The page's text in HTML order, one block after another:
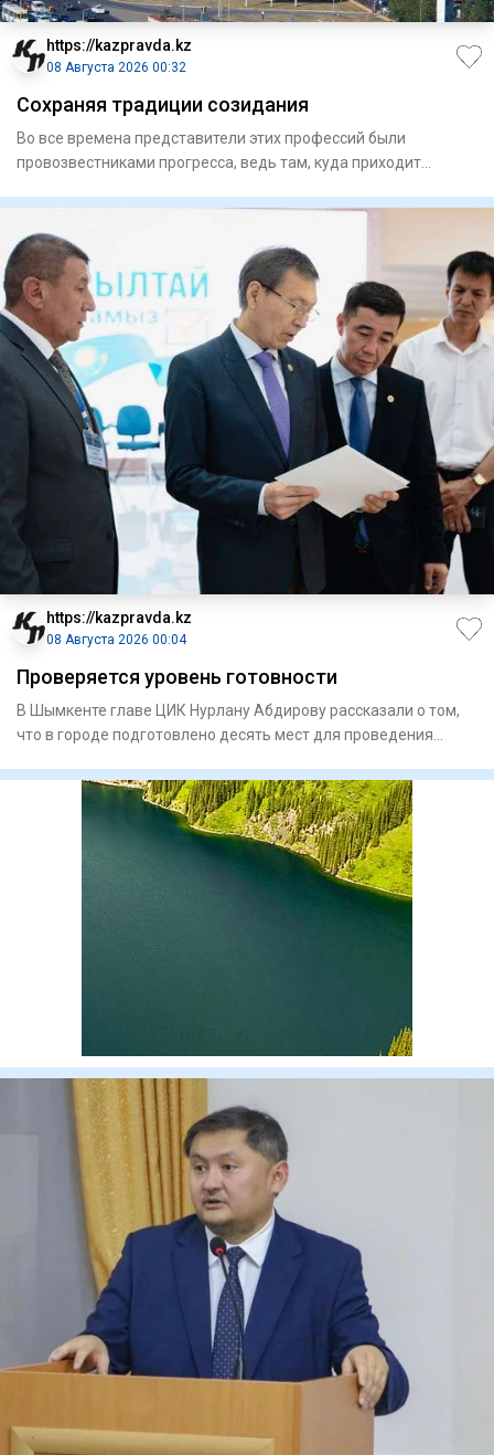
https://kazpravda.kz
08 Августа 2026 00:32
Сохраняя традиции созидания
Во все времена представители этих профессий были
провозвестниками прогресса, ведь там, куда приходит
https://kazpravda.kz
08 Августа 2026 00:04
Проверяется уровень готовности
В Шымкенте главе ЦИК Нурлану Абдирову рассказали о том,
что в городе подготовлено десять мест для проведения